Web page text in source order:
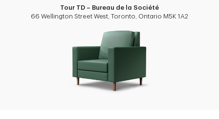
Tour TD – Bureau de la Société
66 Wellington Street West, Toronto, Ontario M5K 1A2